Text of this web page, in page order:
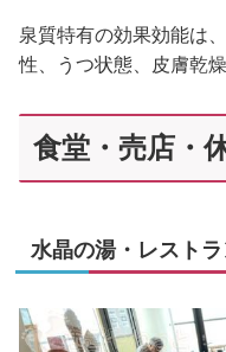
泉質特有の効果効能は
性、うつ状態、皮膚乾燥
食堂・売店・
水晶の湯・レスト